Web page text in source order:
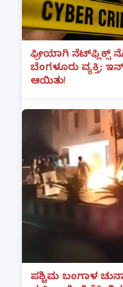
ಫ್ರೀಯಾಗಿ ನೆಟ್‌ಫ್ಲಿಕ್ಸ್
ಬೆಂಗಳೂರು ವ್ಯಕ್ತಿ;
ಆಯಿತು!
ಪಶ್ಚಿಮ ಬಂಗಾಳ